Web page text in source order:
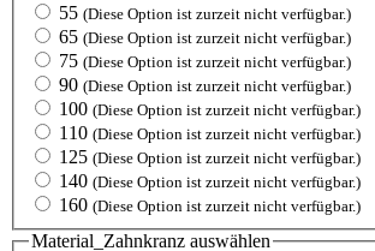
55 (Diese Option ist zurzeit nicht verfügbar.)
65 (Diese Option ist zurzeit nicht verfügbar.)
75 (Diese Option ist zurzeit nicht verfügbar.)
90 (Diese Option ist zurzeit nicht verfügbar.)
100 (Diese Option ist zurzeit nicht verfügbar.)
110 (Diese Option ist zurzeit nicht verfügbar.)
125 (Diese Option ist zurzeit nicht verfügbar.)
140 (Diese Option ist zurzeit nicht verfügbar.)
160 (Diese Option ist zurzeit nicht verfügbar.)
Material_Zahnkranz auswählen